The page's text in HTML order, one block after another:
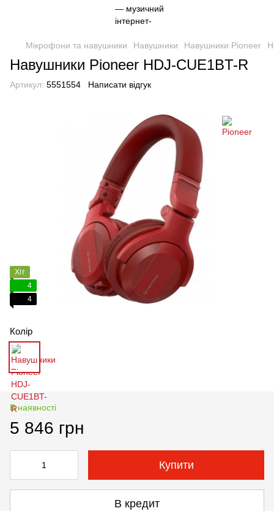
Мікрофони та навушники Навушники Навушники Pioneer
Навушники Pioneer HDJ-CUE1BT-R
Артикул: 5551554 Написати відгук
Хіт
4
4
Колір
В наявності
5 846 грн
Купити
В кредит